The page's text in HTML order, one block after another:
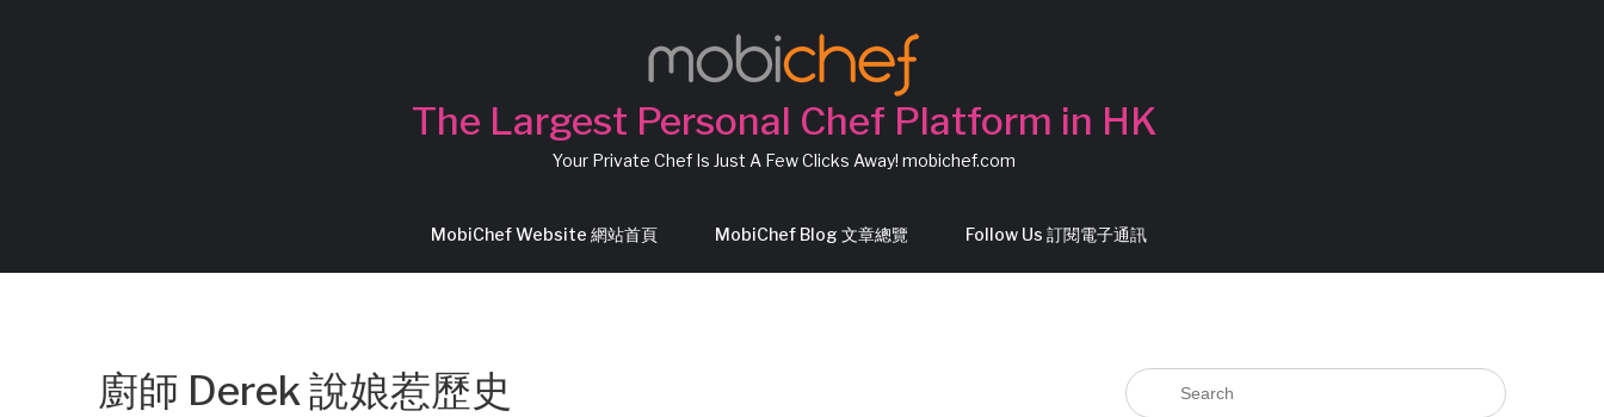
The Largest Personal Chef Platform in HK
Your Private Chef Is Just A Few Clicks Away! mobichef.com
MobiChef Website 網站首頁 MobiChef Blog 文章總覽 Follow Us 訂閱電子通訊
廚師 Derek 說娘惹歷史